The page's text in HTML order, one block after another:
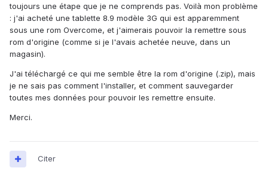
toujours une étape que je ne comprends pas. Voilà mon problème
: j'ai acheté une tablette 8.9 modèle 3G qui est apparemment
sous une rom Overcome, et j'aimerais pouvoir la remettre sous
rom d'origine (comme si je l'avais achetée neuve, dans un
magasin).
J'ai téléchargé ce qui me semble être la rom d'origine (.zip), mais
je ne sais pas comment l'installer, et comment sauvegarder
toutes mes données pour pouvoir les remettre ensuite.
Merci.
Citer